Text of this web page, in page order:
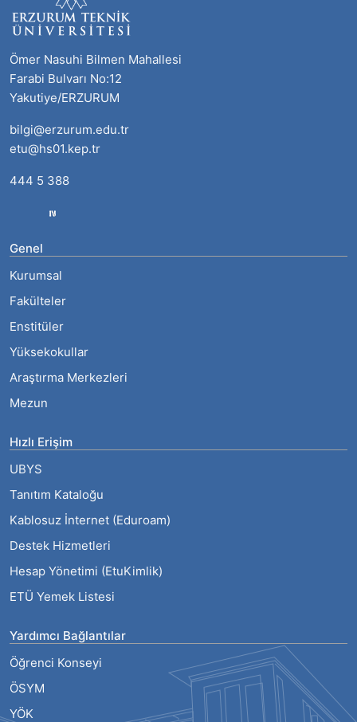
Ömer Nasuhi Bilmen Mahallesi
Farabi Bulvarı No:12
Yakutiye/ERZURUM
bilgi@erzurum.edu.tr
etu@hs01.kep.tr
444 5 388
Genel
Kurumsal
Fakülteler
Enstitüler
Yüksekokullar
Araştırma Merkezleri
Mezun
Hızlı Erişim
UBYS
Tanıtım Kataloğu
Kablosuz İnternet (Eduroam)
Destek Hizmetleri
Hesap Yönetimi (EtuKimlik)
ETÜ Yemek Listesi
Yardımcı Bağlantılar
Öğrenci Konseyi
ÖSYM
YÖK